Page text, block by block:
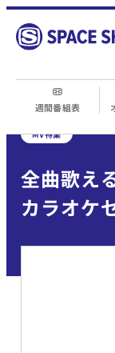
週間番組表
MV特集
全曲歌え
カラオケ